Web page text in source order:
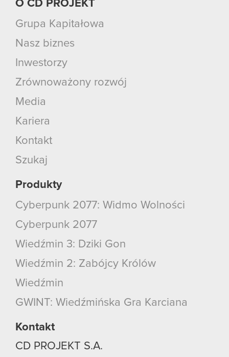
O CD PROJEKT
Grupa Kapitałowa
Nasz biznes
Inwestorzy
Zrównoważony rozwój
Media
Kariera
Kontakt
Szukaj
Produkty
Cyberpunk 2077: Widmo Wolności
Cyberpunk 2077
Wiedźmin 3: Dziki Gon
Wiedźmin 2: Zabójcy Królów
Wiedźmin
GWINT: Wiedźmińska Gra Karciana
Kontakt
CD PROJEKT S.A.